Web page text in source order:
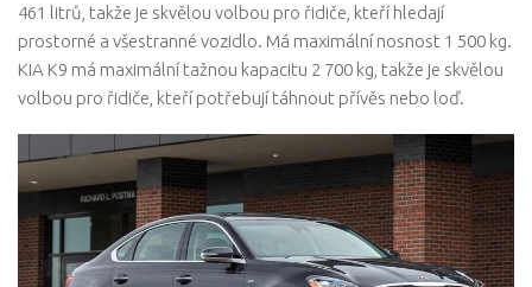
461 litrů, takže je skvělou volbou pro řidiče, kteří hledají
prostorné a všestranné vozidlo. Má maximální nosnost 1 500 kg.
KIA K9 má maximální tažnou kapacitu 2 700 kg, takže je skvělou
volbou pro řidiče, kteří potřebují táhnout přívěs nebo loď.